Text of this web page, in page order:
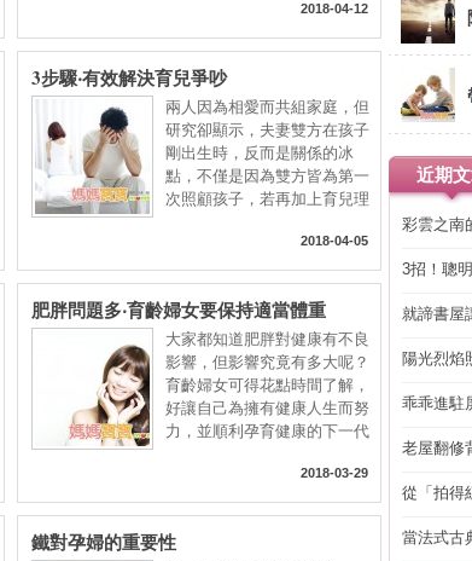
2018-04-12
3步驟‧有效解決育兒爭吵
兩人因為相愛而共組家庭，但
研究卻顯示，夫妻雙方在孩子
剛出生時，反而是關係的冰
點，不僅是因為雙方皆為第一
次照顧孩子，若再加上育兒理
2018-04-05
肥胖問題多‧育齡婦女要保持適當體重
大家都知道肥胖對健康有不良
影響，但影響究竟有多大呢？
育齡婦女可得花點時間了解，
好讓自己為擁有健康人生而努
力，並順利孕育健康的下一代
2018-03-29
鐵對孕婦的重要性
近期
彩雲之南
3招！聰
就諦書屋
陽光烈焰
乖乖進駐
老屋翻修
從「拍得
當法式古